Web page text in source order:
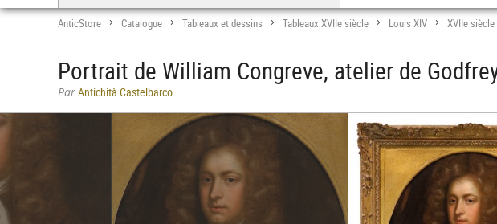
AnticStore > Catalogue > Tableaux et dessins > Tableaux XVIIe siècle > Louis XIV > XVIIe siècle
Portrait de William Congreve, atelier de
ParAntichità Castelbarco